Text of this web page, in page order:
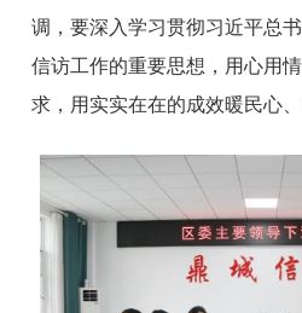
调，要深入学习贯彻习近平总
信访工作的重要思想，用心用
求，用实实在在的成效暖民心、